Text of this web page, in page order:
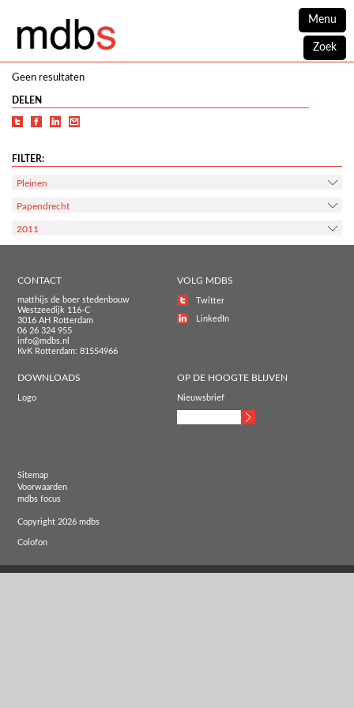
Menu
Zoek
Geen resultaten
DELEN
FILTER:
Pleinen
Papendrecht
2011
CONTACT
matthijs de boer stedenbouw
Westzeedijk 116-C
3016 AH Rotterdam
06 26 324 955
info@mdbs.nl
KvK Rotterdam: 81554966
VOLG MDBS
Twitter
LinkedIn
DOWNLOADS
Logo
OP DE HOOGTE BLIJVEN
Nieuwsbrief
Sitemap
Voorwaarden
mdbs focus
Copyright 2026 mdbs
Colofon